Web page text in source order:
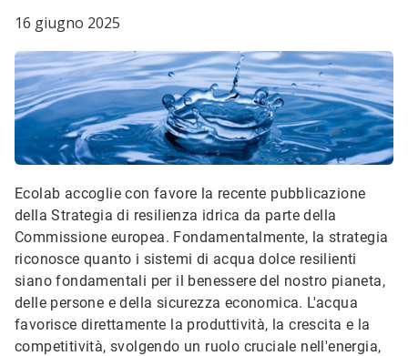
16 giugno 2025
Ecolab accoglie con favore la recente pubblicazione
della Strategia di resilienza idrica da parte della
Commissione europea. Fondamentalmente, la strategia
riconosce quanto i sistemi di acqua dolce resilienti
siano fondamentali per il benessere del nostro pianeta,
delle persone e della sicurezza economica. L'acqua
favorisce direttamente la produttività, la crescita e la
competitività, svolgendo un ruolo cruciale nell'energia,